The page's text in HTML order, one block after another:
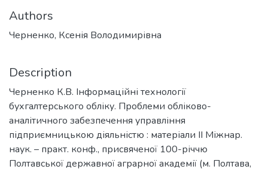
Authors
Черненко, Ксенія Володимирівна
Description
Черненко К.В. Інформаційні технології
бухгалтерського обліку. Проблеми обліково-
аналітичного забезпечення управління
підприємницькою діяльністю : матеріали ІІ Міжнар.
наук. – практ. конф., присвяченої 100-річчю
Полтавської державної аграрної академії (м. Полтава,